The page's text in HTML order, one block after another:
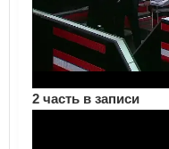
2 часть в записи